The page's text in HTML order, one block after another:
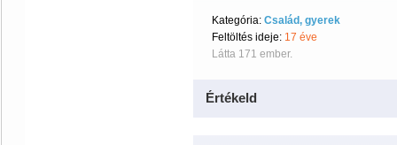
Kategória: Család, gyerek
Feltöltés ideje: 17 éve
Látta 171 ember.
Értékeld